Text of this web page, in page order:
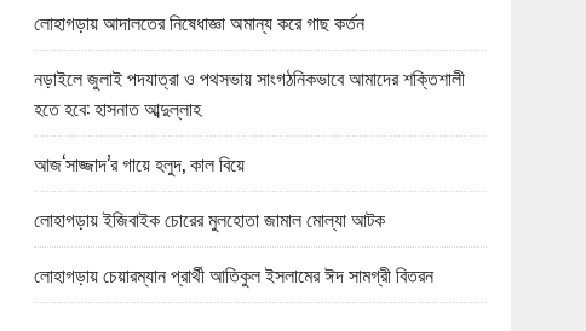
লোহাগড়ায় আদালতের নিষেধাজ্ঞা অমান্য করে গাছ কর্তন
নড়াইলে জুলাই পদযাত্রা ও পথসভায় সাংগঠনিকভাবে আমাদের শক্তিশালী
হতে হবে: হাসনাত আব্দুল্লাহ
আজ‘সাজ্জাদ’র গায়ে হলুদ, কাল বিয়ে
লোহাগড়ায় ইজিবাইক চোরের মুলহোতা জামাল মোল্যা আটক
লোহাগড়ায় চেয়ারম্যান প্রার্থী আতিকুল ইসলামের ঈদ সামগ্রী বিতরন